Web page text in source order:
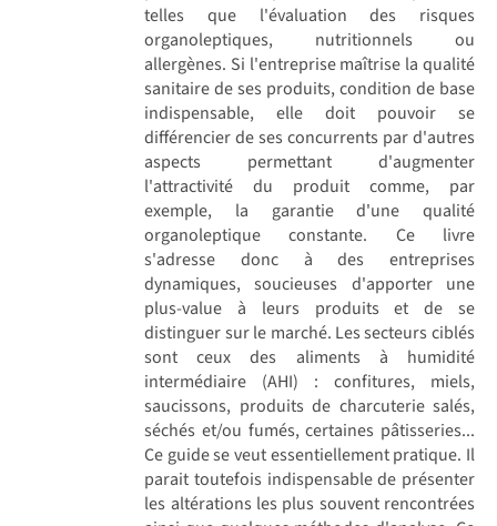
telles que l'évaluation des risques
organoleptiques, nutritionnels ou
allergènes. Si l'entreprise maîtrise la qualité
sanitaire de ses produits, condition de base
indispensable, elle doit pouvoir se
différencier de ses concurrents par d'autres
aspects permettant d'augmenter
l'attractivité du produit comme, par
exemple, la garantie d'une qualité
organoleptique constante. Ce livre
s'adresse donc à des entreprises
dynamiques, soucieuses d'apporter une
plus-value à leurs produits et de se
distinguer sur le marché. Les secteurs ciblés
sont ceux des aliments à humidité
intermédiaire (AHI) : confitures, miels,
saucissons, produits de charcuterie salés,
séchés et/ou fumés, certaines pâtisseries...
Ce guide se veut essentiellement pratique. Il
parait toutefois indispensable de présenter
les altérations les plus souvent rencontrées